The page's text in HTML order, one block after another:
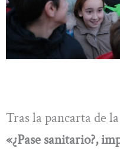
Tras la pancarta de
«¿Pase sanitario?,